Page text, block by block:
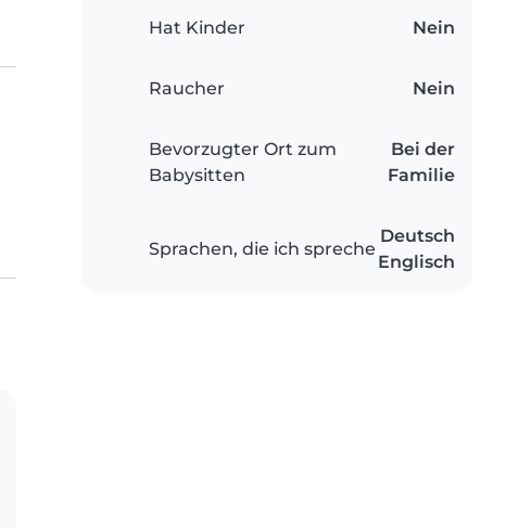
Hat Kinder Nein
Raucher Nein
Bevorzugter Ort zum
Babysitten
Bei der
Familie
Sprachen, die ich spreche
Deutsch
Englisch